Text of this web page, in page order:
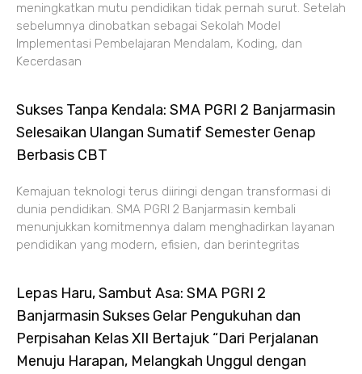
meningkatkan mutu pendidikan tidak pernah surut. Setelah
sebelumnya dinobatkan sebagai Sekolah Model
Implementasi Pembelajaran Mendalam, Koding, dan
Kecerdasan
Sukses Tanpa Kendala: SMA PGRI 2 Banjarmasin
Selesaikan Ulangan Sumatif Semester Genap
Berbasis CBT
Kemajuan teknologi terus diiringi dengan transformasi di
dunia pendidikan. SMA PGRI 2 Banjarmasin kembali
menunjukkan komitmennya dalam menghadirkan layanan
pendidikan yang modern, efisien, dan berintegritas
Lepas Haru, Sambut Asa: SMA PGRI 2
Banjarmasin Sukses Gelar Pengukuhan dan
Perpisahan Kelas XII Bertajuk “Dari Perjalanan
Menuju Harapan, Melangkah Unggul dengan